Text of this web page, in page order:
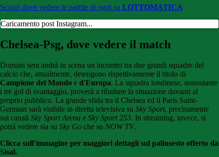
Scopri dove vedere le partite di oggi su LOTTOMATICA
Caricamento post Instagram...
Chelsea-Psg, dove vedere il match
Domani sera andrà in scena un incontro tra due grandi squadre del
calcio che, attualmente, detengono rispettivamente il titolo di
Campione del Mondo e d'Europa. La squadra londinese, nonostante
i tre gol di svantaggio, proverà a ribaltare la situazione davanti al
proprio pubblico. La grande sfida tra il Chelsea ed il Paris Saint-
Germain sarà visibile in diretta televisiva su Sky Sport, precisamente
sui canali Sky Sport Arena e Sky Sport 253. In streaming, invece, si
potrà vedere sia su Sky Go che su NOW TV.
Clicca sull'immagine per maggiori dettagli sul palinsesto offerto da
Sisal.